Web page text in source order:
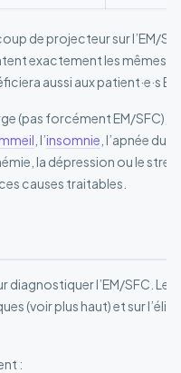
de projecteur sur l’EM/
exactement les mêmes
aussi aux patient·e·s
(pas forcément EM/SFC),
, l’insomnie , l’apnée du
la dépression ou le
causes traitables.
diagnostiquer l’EM/SFC. Le
(voir plus haut) et sur
: